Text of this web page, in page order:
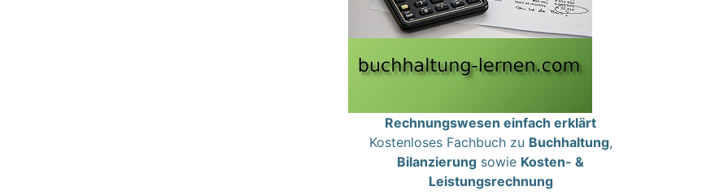
Rechnungswesen einfach erklärt
Kostenloses Fachbuch zu Buchhaltung,
Bilanzierung sowie Kosten- &
Leistungsrechnung